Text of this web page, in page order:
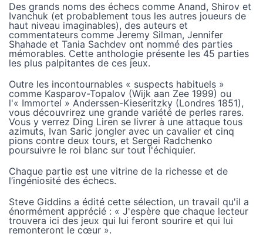
Des grands noms des échecs comme Anand, Shirov et
Ivanchuk (et probablement tous les autres joueurs de
haut niveau imaginables), des auteurs et
commentateurs comme Jeremy Silman, Jennifer
Shahade et Tania Sachdev ont nommé des parties
mémorables. Cette anthologie présente les 45 parties
les plus palpitantes de ces jeux.
Outre les incontournables « suspects habituels »
comme Kasparov-Topalov (Wijk aan Zee 1999) ou
l'« Immortel » Anderssen-Kieseritzky (Londres 1851),
vous découvrirez une grande variété de perles rares.
Vous y verrez Ding Liren se livrer à une attaque tous
azimuts, Ivan Saric jongler avec un cavalier et cinq
pions contre deux tours, et Sergei Radchenko
poursuivre le roi blanc sur tout l'échiquier.
Chaque partie est une vitrine de la richesse et de
l’ingéniosité des échecs.
Steve Giddins a édité cette sélection, un travail qu'il a
énormément apprécié : « J'espère que chaque lecteur
trouvera ici des jeux qui lui feront sourire et qui lui
remonteront le cœur ».